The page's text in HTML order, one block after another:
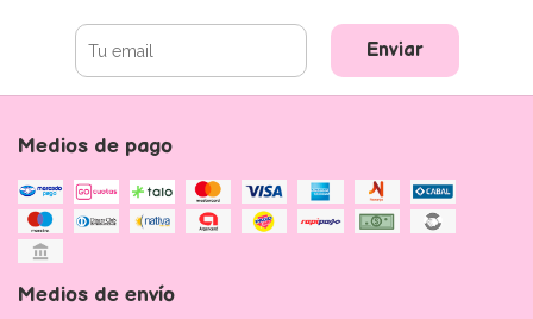
Enviar
Medios de pago
Medios de envío